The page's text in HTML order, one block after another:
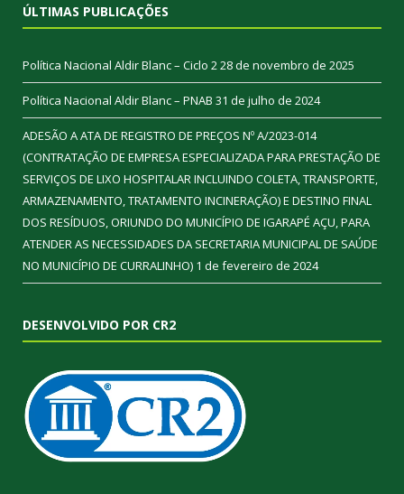
ÚLTIMAS PUBLICAÇÕES
Política Nacional Aldir Blanc – Ciclo 228 de novembro de 2025
Política Nacional Aldir Blanc – PNAB 31 de julho de 2024
ADESÃO A ATA DE REGISTRO DE PREÇOS Nº A/2023-014
(CONTRATAÇÃO DE EMPRESA ESPECIALIZADA PARA PRESTAÇÃO DE
SERVIÇOS DE LIXO HOSPITALAR INCLUINDO COLETA, TRANSPORTE,
ARMAZENAMENTO, TRATAMENTO INCINERAÇÃO) E DESTINO FINAL
DOS RESÍDUOS, ORIUNDO DO MUNICÍPIO DE IGARAPÉ AÇU, PARA
ATENDER AS NECESSIDADES DA SECRETARIA MUNICIPAL DE SAÚDE
NO MUNICÍPIO DE CURRALINHO) 1 de fevereiro de 2024
DESENVOLVIDO POR CR2